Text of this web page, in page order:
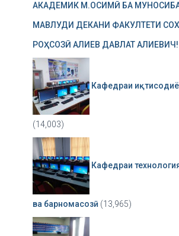
АКАДЕМИК М.ОСИМӢ БА
МАВЛУДИ ДЕКАНИ ФАКУЛТЕТИ
РОҲСОЗӢ АЛИЕВ ДАВЛАТ АЛИЕВИЧ!
Кафедраи
(14,003)
Кафедраи
ва барномасозӣ (13,965)